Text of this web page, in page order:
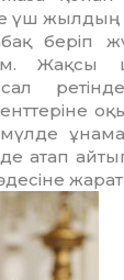
үш
беріп
Жақсы
атап